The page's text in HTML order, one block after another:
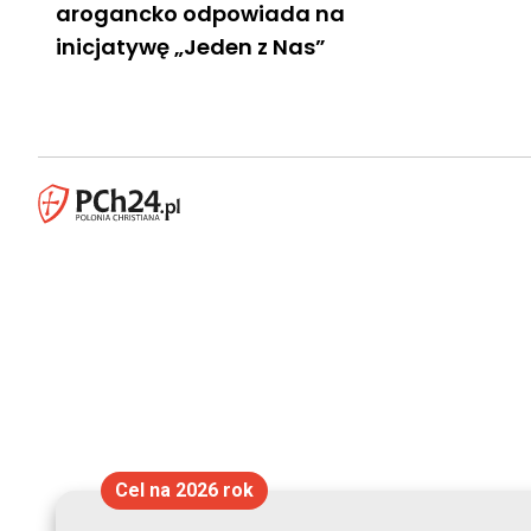
arogancko odpowiada na
inicjatywę „Jeden z Nas”
Cel na 2026 rok